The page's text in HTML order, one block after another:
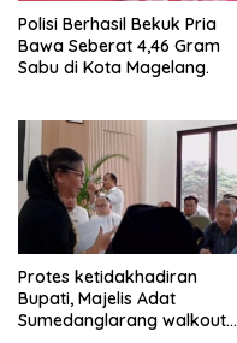
Polisi Berhasil Bekuk Pria
Bawa Seberat 4,46 Gram
Sabu di Kota Magelang.
Protes ketidakhadiran
Bupati, Majelis Adat
Sumedanglarang walkout